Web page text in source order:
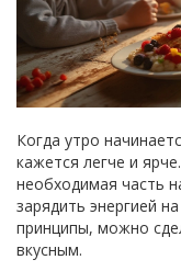
Когда утро
кажется легче и
необходимая часть
зарядить энергией
принципы, можно
вкусным.